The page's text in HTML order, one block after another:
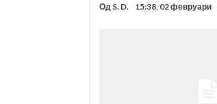
Од S. D. 15:38, 02 февруари